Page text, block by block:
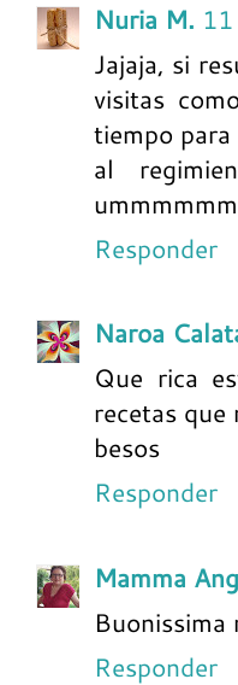
Nuria M.
Jajaja, si
visitas
tiempo
al
Responder
Naroa
Que rica
recetas que
besos
Responder
Mamma
Responder